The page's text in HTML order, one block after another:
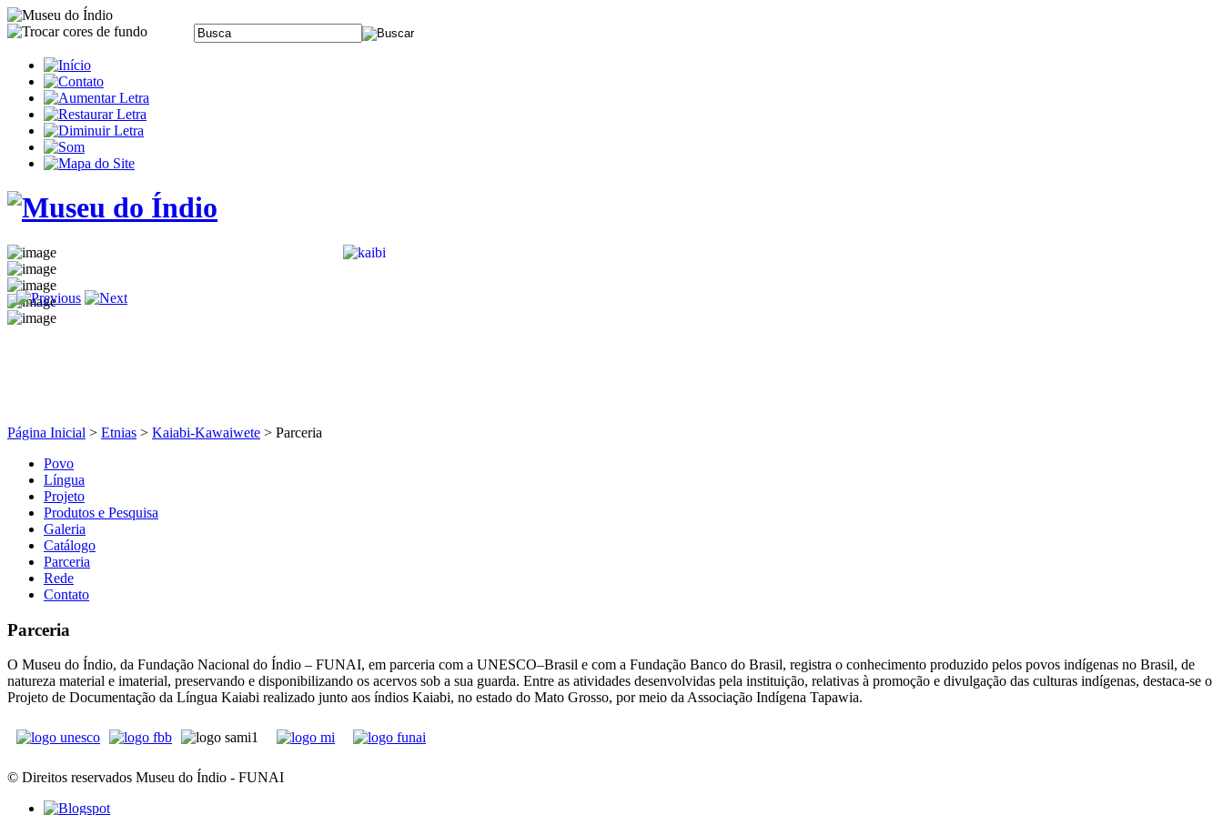
Página Inicial > Etnias > Kaiabi-Kawaiwete > Parceria
Povo
Língua
Projeto
Produtos e Pesquisa
Galeria
Catálogo
Parceria
Rede
Contato
Parceria
O Museu do Índio, da Fundação Nacional do Índio – FUNAI, em parceria com a UNESCO–Brasil e com a Fundação Banco do Brasil, registra o conhecimento produzido pelos povos indígenas no Brasil, de
natureza material e imaterial, preservando e disponibilizando os acervos sob a sua guarda. Entre as atividades desenvolvidas pela instituição, relativas à promoção e divulgação das culturas indígenas, destaca-se o
Projeto de Documentação da Língua Kaiabi realizado junto aos índios Kaiabi, no estado do Mato Grosso, por meio da Associação Indígena Tapawia.
© Direitos reservados Museu do Índio - FUNAI